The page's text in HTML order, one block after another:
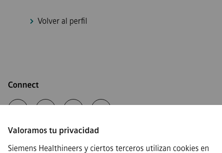
Valoramos tu privacidad
Siemens Healthineers y ciertos terceros utilizan cookies en
Volver al perfil
Connect
Siemens Healthineers AG © 2026